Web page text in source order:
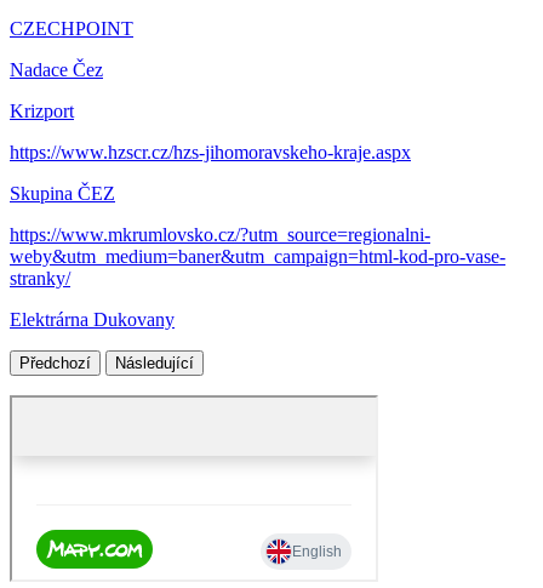
CZECHPOINT
Nadace Čez
Krizport
https://www.hzscr.cz/hzs-jihomoravskeho-kraje.aspx
Skupina ČEZ
https://www.mkrumlovsko.cz/?utm_source=regionalni-
weby&utm_medium=baner&utm_campaign=html-kod-pro-vase-
stranky/
Elektrárna Dukovany
Předchozí Následující